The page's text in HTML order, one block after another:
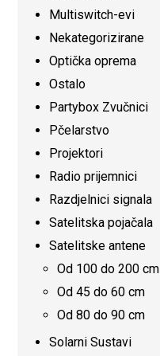
Multiswitch-evi
Nekategorizirane
Optička oprema
Ostalo
Partybox Zvučnici
Pčelarstvo
Projektori
Radio prijemnici
Razdjelnici signala
Satelitska pojačala
Satelitske antene
Od 100 do 200 cm
Od 45 do 60 cm
Od 80 do 90 cm
Solarni Sustavi